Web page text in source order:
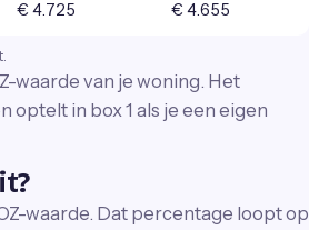
€ 4.725 € 4.655
waarde van je woning. Het
in box 1 als je een eigen
waarde. Dat percentage loopt op